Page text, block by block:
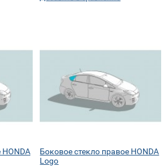
Боковое стекло правое HONDA
Logo